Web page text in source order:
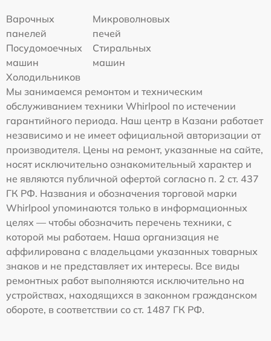
Варочных
панелей
Микроволновых
печей
Посудомоечных
машин
Стиральных
машин
Холодильников
Мы занимаемся ремонтом и техническим
обслуживанием техники Whirlpool по истечении
гарантийного периода. Наш центр в Казани работает
независимо и не имеет официальной авторизации от
производителя. Цены на ремонт, указанные на сайте,
носят исключительно ознакомительный характер и
не являются публичной офертой согласно п. 2 ст. 437
ГК РФ. Названия и обозначения торговой марки
Whirlpool упоминаются только в информационных
целях — чтобы обозначить перечень техники, с
которой мы работаем. Наша организация не
аффилирована с владельцами указанных товарных
знаков и не представляет их интересы. Все виды
ремонтных работ выполняются исключительно на
устройствах, находящихся в законном гражданском
обороте, в соответствии со ст. 1487 ГК РФ.